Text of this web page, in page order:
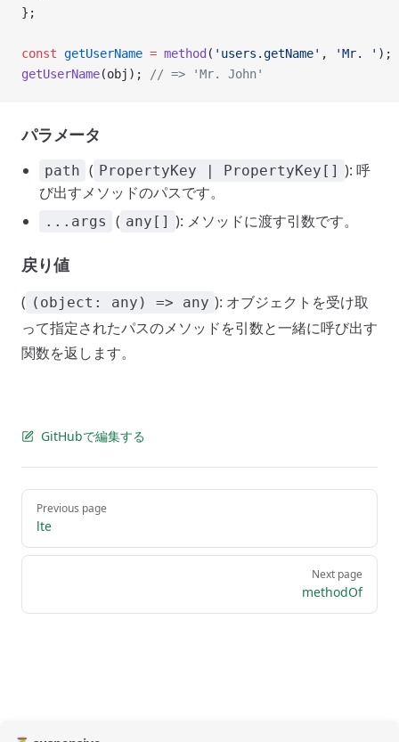
};
const getUserName = method ( 'users.getName' , 'Mr. ' );
getUserName(obj); // => 'Mr. John'
パラメータ
path ( PropertyKey | PropertyKey[] ): 呼
び出すメソッドのパスです。
...args ( any[] ): メソッドに渡す引数です。
戻り値
( (object: any) => any ): オブジェクトを受け取
って指定されたパスのメソッドを引数と一緒に呼び出す
関数を返します。
GitHubで編集する
Pager
Previous page
lte
Next page
methodOf